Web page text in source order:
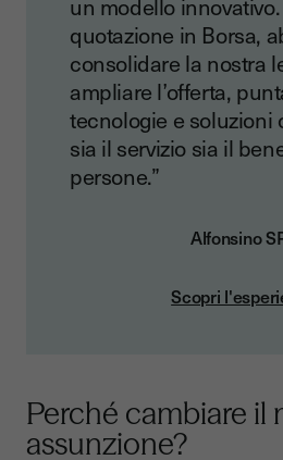
Conclusione
un modello
quotazione in Borsa,
consolidare la nostra
ampliare l’offerta,
tecnologie e soluzioni
sia il servizio sia il
persone.”
Alfonsino
Scopri
Perché cambiare il
assunzione?